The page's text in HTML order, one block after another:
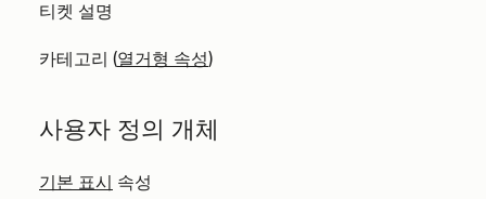
티켓 설명
카테고리 (열거형 속성)
사용자 정의 개체
기본 표시 속성